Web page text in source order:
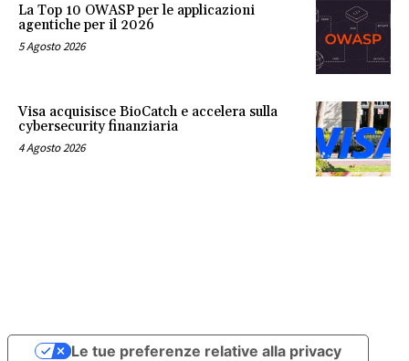
La Top 10 OWASP per le applicazioni
agentiche per il 2026
5 Agosto 2026
Visa acquisisce BioCatch e accelera sulla
cybersecurity finanziaria
4 Agosto 2026
Le tue preferenze relative alla privacy